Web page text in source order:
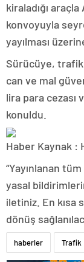
kiraladığı
konvoyuyla
yayılması
Sürücüye, trafik
can ve mal
lira para
konuldu.
Haber Kaynak :
“Yayınlanan
yasal
iletiniz. En
dönüş
haberler Trafik